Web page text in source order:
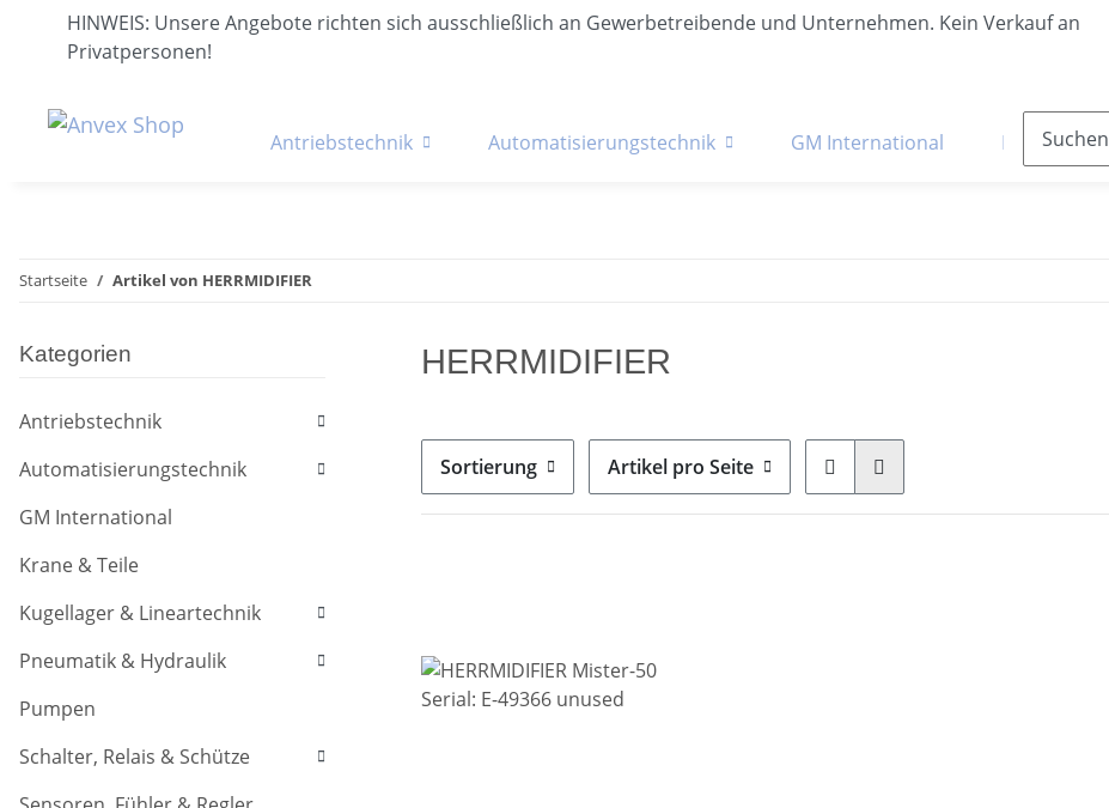
HINWEIS: Unsere Angebote richten sich ausschließlich an Gewerbetreibende und Unternehmen. Kein Verkauf an
Privatpersonen!
Antriebstechnik Automatisierungstechnik GM International Krane & Teile
Startseite Artikel von HERRMIDIFIER
HERRMIDIFIER
Sortierung Artikel pro Seite
Kategorien
Antriebstechnik
Automatisierungstechnik
GM International
Krane & Teile
Kugellager & Lineartechnik
Pneumatik & Hydraulik
Pumpen
Schalter, Relais & Schütze